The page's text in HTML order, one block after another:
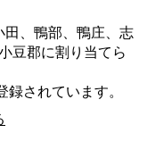
田、鴨部、鴨庄、志
豆郡に割り当てら
録されています。